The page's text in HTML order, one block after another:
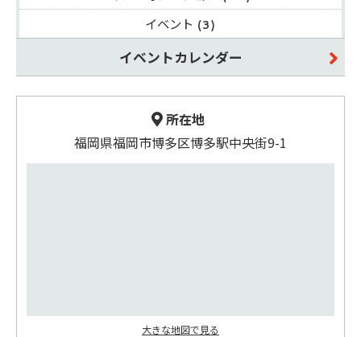
イベント (3)
イベントカレンダー
所在地
福岡県福岡市博多区博多駅中央街9-1
大きな地図で見る